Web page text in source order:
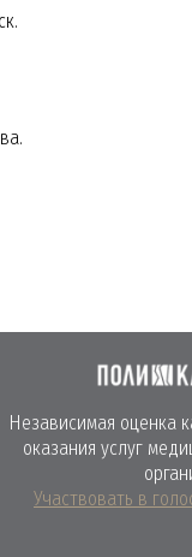
Независимая оценка
оказания услуг
Участвовать в